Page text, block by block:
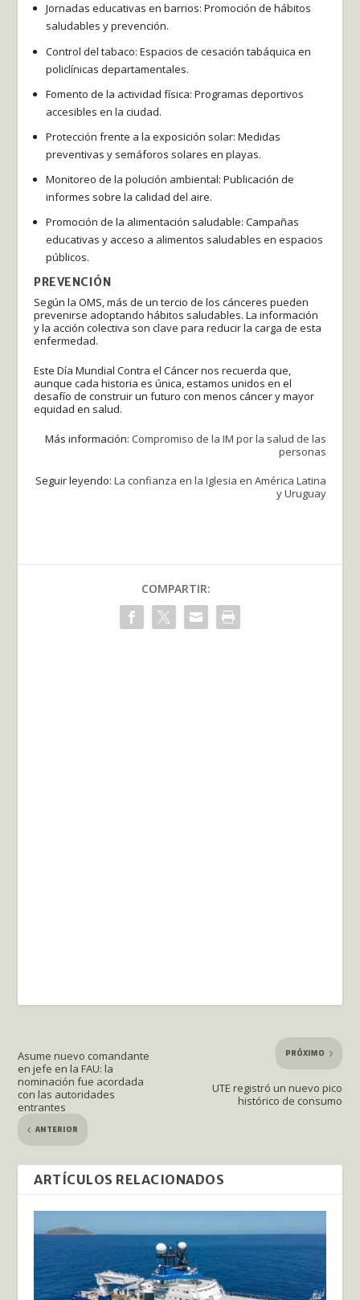
Jornadas educativas en barrios: Promoción de hábitos
saludables y prevención.
Control del tabaco: Espacios de cesación tabáquica en
policlínicas departamentales.
Fomento de la actividad física: Programas deportivos
accesibles en la ciudad.
Protección frente a la exposición solar: Medidas
preventivas y semáforos solares en playas.
Monitoreo de la polución ambiental: Publicación de
informes sobre la calidad del aire.
Promoción de la alimentación saludable: Campañas
educativas y acceso a alimentos saludables en espacios
públicos.
PREVENCIÓN
Según la OMS, más de un tercio de los cánceres pueden
prevenirse adoptando hábitos saludables. La información
y la acción colectiva son clave para reducir la carga de esta
enfermedad.
Este Día Mundial Contra el Cáncer nos recuerda que,
aunque cada historia es única, estamos unidos en el
desafío de construir un futuro con menos cáncer y mayor
equidad en salud.
Más información: Compromiso de la IM por la salud de las
personas
Seguir leyendo: La confianza en la Iglesia en América Latina
y Uruguay
COMPARTIR:
Asume nuevo comandante
en jefe en la FAU: la
nominación fue acordada
con las autoridades
entrantes
ANTERIOR
PRÓXIMO
UTE registró un nuevo pico
histórico de consumo
ARTÍCULOS RELACIONADOS